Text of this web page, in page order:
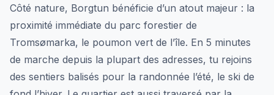
Côté nature, Borgtun bénéficie d’un atout majeur : la
proximité immédiate du parc forestier de
Tromsømarka, le poumon vert de l’île. En 5 minutes
de marche depuis la plupart des adresses, tu rejoins
des sentiers balisés pour la randonnée l’été, le ski de